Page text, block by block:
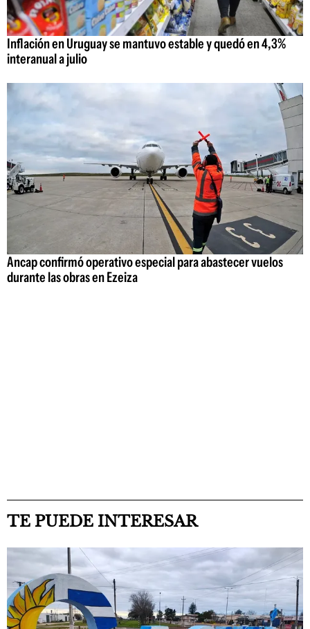
Inflación en Uruguay se mantuvo estable y quedó en 4,3%
interanual a julio
Ancap confirmó operativo especial para abastecer vuelos
durante las obras en Ezeiza
TE PUEDE INTERESAR